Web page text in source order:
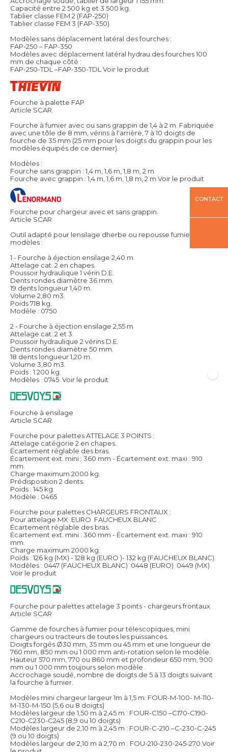
Capacité entre 2 500 kg et 3 500 kg.
Tablier classe FEM 2 (FAP-250)
Tablier classe FEM 3 (FAP-350)
Modèles sans déplacement latéral des fourches :
FAP-250 – FAP-350
Modèles avec déplacement latéral hydrau.des fourches 100
mm de chaque côté :
FAP-250-TDL –FAP-350-TDL Voir le produit
Fourche à palette FAP
Article SCAR
Fourche à fumier avec ou sans grappin de 1,4 à 2 m. Fabriquée
avec une tôle de 8 mm, vérins à l'arrière, 7 à 10 doigts de
fourche de 35 mm (25 mm pour les doigts du grappin pour les
modèles équipés de ce dernier).
Modèles :
Fourche sans grappin : 1,4 m, 1,6 m, 1,8 m, 2 m
Fourche avec grappin : 1,4 m, 1,6 m, 1,8 m, 2 m Voir le produit
Fourche pour chargeur avec et sans grappin.
Article SCAR
Outil adapté pour lensilage dherbe ou repousse fumier, 2
modèles :
1 - Fourche à éjection ensilage 2,40 m
Attelage cat. 2 en chapes.
Poussoir hydraulique 1 vérin D.E.
Dents rondes diamètre 36 mm.
19 dents longueur 1,40 m.
Volume 2,80 m3.
Poids 718 kg.
Modèle : 0750
2 - Fourche à éjection ensilage 2,55 m
Attelage cat. 2 et 3.
Poussoir hydraulique 2 vérins D.E.
Dents rondes diamètre 50 mm.
18 dents longueur 1,20 m.
Volume 3,80 m3.
Poids : 1 200 kg.
Modèles : 0745. Voir le produit
Fourche à ensilage
Article SCAR
Fourche pour palettes ATTELAGE 3 POINTS :
Attelage catégorie 2 en chapes.
Écartement réglable des bras.
Écartement ext. mini : 360 mm - Écartement ext. maxi : 910
mm.
Charge maximum 2000 kg.
Prédisposition 2 dents.
Poids : 145 kg.
Modèle : 0465
Fourche pour palettes CHARGEURS FRONTAUX :
Pour attelage MX  EURO  FAUCHEUX BLANC .
Écartement réglable des bras.
Écartement ext. mini : 360 mm - Écartement ext. maxi : 910
mm.
Charge maximum 2000 kg.
Poids : 126 kg (MX) - 128 kg (EURO )- 132 kg (FAUCHEUX BLANC).
Modèles : 0447 (FAUCHEUX BLANC)  0448 (EURO)  0449 (MX)
Voir le produit
Fourche pour palettes attelage 3 points - chargeurs frontaux
Article SCAR
Gamme de fourches à fumier pour télescopiques, mini
chargeurs ou tracteurs de toutes les puissances.
Doigts forgés Ø30 mm, 35 mm ou 45 mm et une longueur de
760 mm, 850 mm ou 1 000 mm anti-rotation selon le modèle.
Hauteur 570 mm, 770 ou 860 mm et profondeur 650 mm, 900
mm ou 1 000 mm toujours selon modèle .
Accrochage soudé, nombre de doigts de 5 à 13 doigts suivant
la fourche à fumier.
Modèles mini chargeur largeur 1m à 1,5 m: FOUR-M-100- M-110-
M-130-M-150 (5,6 ou 8 doigts)
Modèles largeur de 1,50 m à 2,45 m : FOUR-C150 –C170-C190-
C210-C230-C245 (8,9 ou 10 doigts)
Modèles largeur de 2,10 m à 2,45 m : FOUR-C-210 –C-230-C-245
(9 ou 10 doigts)
Modèles largeur de 2,10 m à 2,70 m : FOU-210-230-245-270 Voir
CONTACT